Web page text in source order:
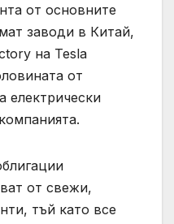
от основните
заводи в Китай,
на Tesla
от
електрически
от свежи,
тъй като все